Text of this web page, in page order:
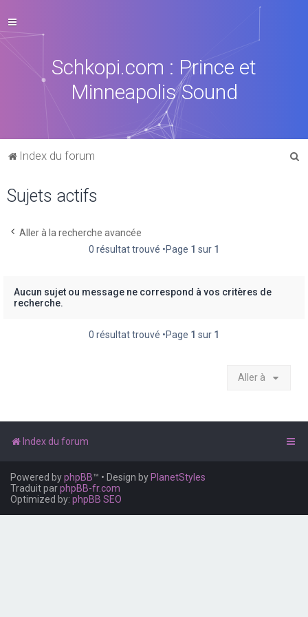
Schkopi.com : Prince et
Minneapolis Sound
Index du forum
Sujets actifs
Aller à la recherche avancée
0 résultat trouvé •Page 1 sur 1
Aucun sujet ou message ne correspond à vos critères de
recherche.
0 résultat trouvé •Page 1 sur 1
Aller à
Index du forum
Powered byphpBB™ • Design by PlanetStyles
Traduit parphpBB-fr.com
Optimized by: phpBB SEO